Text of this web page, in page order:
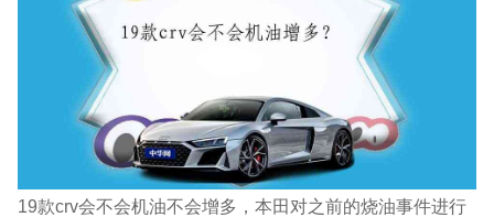
19款crv会不会机油不会增多，本田对之前的烧油事件进行